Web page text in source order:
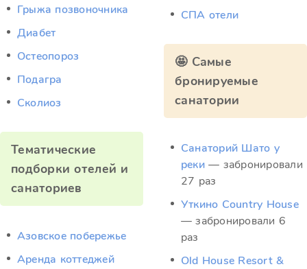
Грыжа позвоночника
Диабет
Остеопороз
Подагра
Сколиоз
Тематические
подборки отелей и
санаториев
Азовское побережье
Аренда коттеджей
СПА отели
🤩 Самые
бронируемые
санатории
Санаторий Шато у
реки — забронировали
27 раз
Уткино Country House
— забронировали 6
раз
Old House Resort &